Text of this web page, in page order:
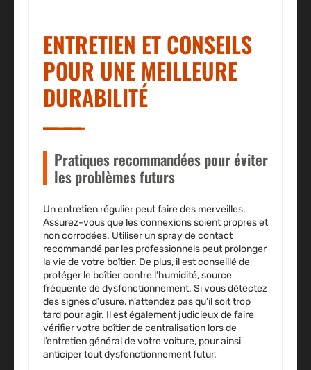
ENTRETIEN ET CONSEILS
POUR UNE MEILLEURE
DURABILITÉ
Pratiques recommandées pour éviter
les problèmes futurs
Un entretien régulier peut faire des merveilles.
Assurez-vous que les connexions soient propres et
non corrodées. Utiliser un spray de contact
recommandé par les professionnels peut prolonger
la vie de votre boîtier. De plus, il est conseillé de
protéger le boîtier contre l’humidité, source
fréquente de dysfonctionnement. Si vous détectez
des signes d’usure, n’attendez pas qu’il soit trop
tard pour agir. Il est également judicieux de faire
vérifier votre boîtier de centralisation lors de
l’entretien général de votre voiture, pour ainsi
anticiper tout dysfonctionnement futur.